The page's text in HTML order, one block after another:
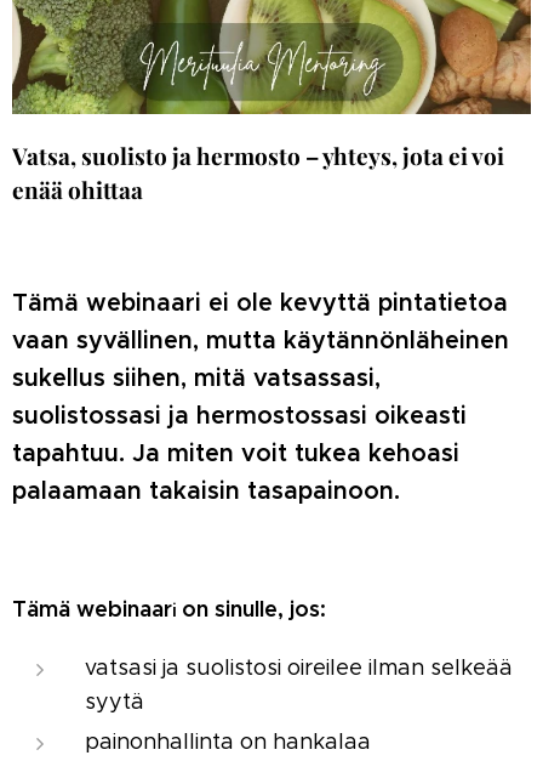
Vatsa, suolisto ja hermosto –yhteys, jota ei voi
enää ohittaa
Tämä webinaari ei ole kevyttä pintatietoa
vaan syvällinen, mutta käytännönläheinen
sukellus siihen, mitä vatsassasi,
suolistossasi ja hermostossasi oikeasti
tapahtuu. Ja miten voit tukea kehoasi
palaamaan takaisin tasapainoon.
Tämä webinaari on sinulle, jos:
vatsasi ja suolistosi oireilee ilman selkeää
syytä
painonhallinta on hankalaa